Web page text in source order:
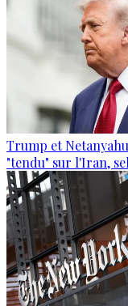
Trump et
"tendu" sur l'Iran,